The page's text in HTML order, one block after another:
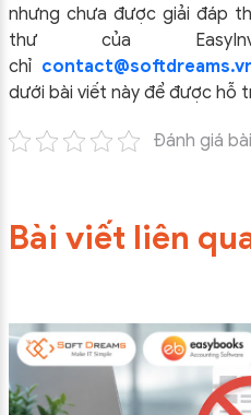
nhưng chưa được giải đáp
thư của
chỉ
dưới bài viết này để được hỗ
Đánh giá
Bài viết liên